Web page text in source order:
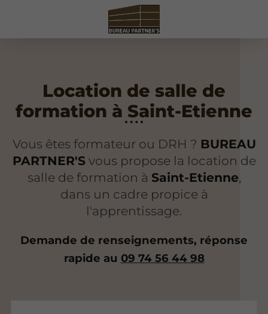
Location de salle de
formation à Saint-Etienne
Vous êtes formateur ou DRH ? BUREAU
PARTNER'Svous propose la location de
salle de formation à Saint-Etienne,
dans un cadre propice à
l'apprentissage.
Demande de renseignements, réponse
rapide au 09 74 56 44 98